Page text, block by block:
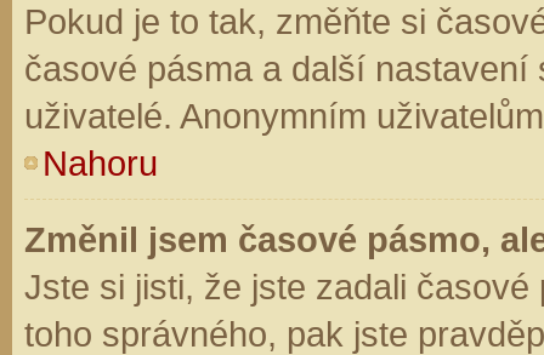
Pokud je to tak, změňte si
časové pásma a další
uživatelé. Anonymním
Nahoru
Změnil jsem časové pásmo,
Jste si jisti, že jste zadali
toho správného, pak jste